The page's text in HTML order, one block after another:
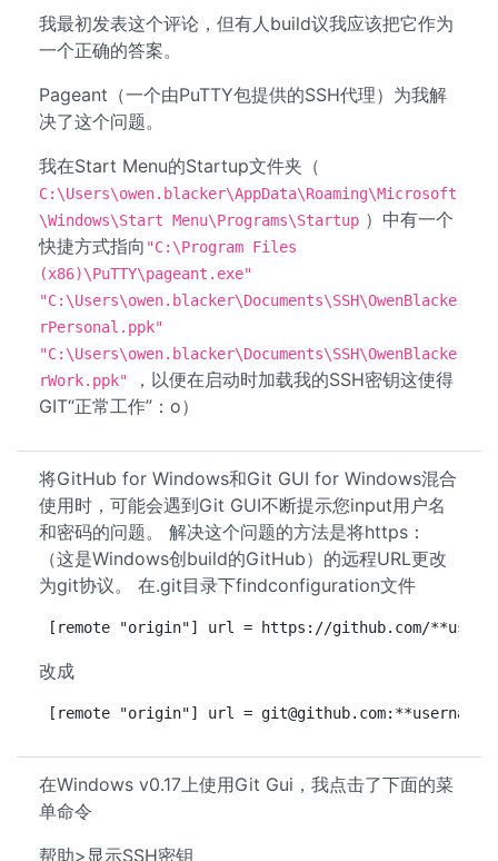
我最初发表这个评论，但有人build议我应该把它作为
一个正确的答案。
Pageant（一个由PuTTY包提供的SSH代理）为我解
决了这个问题。
我在Start Menu的Startup文件夹（
C:\Users\owen.blacker\AppData\Roaming\Microsoft
\Windows\Start Menu\Programs\Startup ）中有一个
快捷方式指向 "C:\Program Files
(x86)\PuTTY\pageant.exe"
"C:\Users\owen.blacker\Documents\SSH\OwenBlacke
rPersonal.ppk"
"C:\Users\owen.blacker\Documents\SSH\OwenBlacke
rWork.ppk"
，以便在启动时加载我的SSH密钥这使得
GIT“正常工作”：o）
将GitHub for Windows和Git GUI for Windows混合
使用时，可能会遇到Git GUI不断提示您input用户名
和密码的问题。 解决这个问题的方法是将https：
（这是Windows创build的GitHub）的远程URL更改
为git协议。 在.git目录下findconfiguration文件
[remote "origin"] url = https://github.com/
改成
[remote "origin"] url = git@github.com
在Windows v0.17上使用Git Gui，我点击了下面的菜
单命令
帮助>显示SSH密钥